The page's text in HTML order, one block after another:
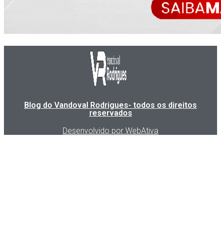
Blog do Vandoval Rodrigues- todos os direitos
reservados
Desenvolvido por WebAtiva